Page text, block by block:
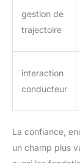
gestion de
trajectoire
interaction
conducteur
La confiance,
un champ plus